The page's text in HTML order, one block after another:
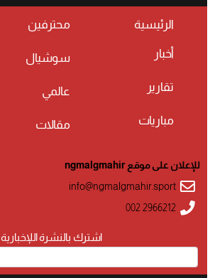
الرئيسية
أخبار
تقارير
مباريات
محترفين
سوشيال
عالمي
مقالات
اشترك بالنشرة اللإخبارية
للإعلان على موقع ngmalgmahir
info@ngmalgmahir.sport
002 2966212